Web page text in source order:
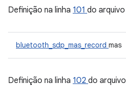
Definição na linha 101 do arquivo
bluetooth_sdp_mas_record mas
Definição na linha 102 do arquivo